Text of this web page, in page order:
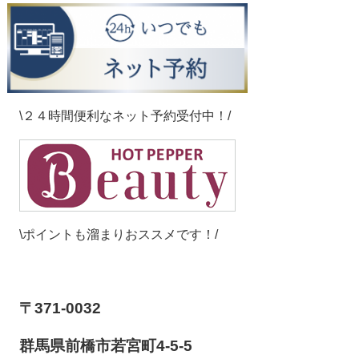
\２４時間便利なネット予約受付中！/
\ポイントも溜まりおススメです！/
〒371-0032
群馬県前橋市若宮町4-5-5